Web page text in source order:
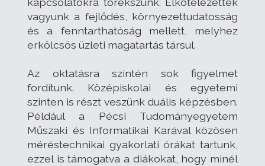
vagyunk a fejlődés, környezettudatosság
és a fenntarthatóság mellett, melyhez
erkölcsös üzleti magatartás társul.
Az oktatásra szintén sok figyelmet
fordítunk. Középiskolai és egyetemi
szinten is részt veszünk duális képzésben.
Például a Pécsi Tudományegyetem
Műszaki és Informatikai Karával közösen
méréstechnikai gyakorlati órákat tartunk,
ezzel is támogatva a diákokat, hogy minél